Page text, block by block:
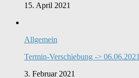
15. April 2021
Allgemein
Termin-Verschiebung -> 06.06.2021
3. Februar 2021